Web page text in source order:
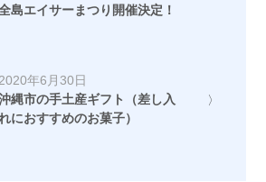
島エイサーまつり開催決定！
年6月30日
縄市の手土産ギフト（差し入
におすすめのお菓子）